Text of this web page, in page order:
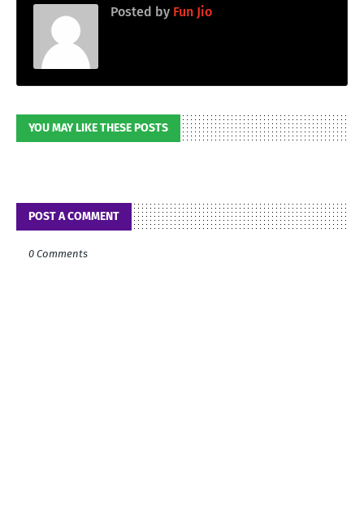
Posted by Fun Jio
YOU MAY LIKE THESE POSTS
POST A COMMENT
0 Comments